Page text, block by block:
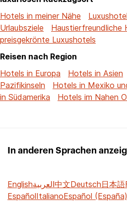
Hotels in meiner Nähe
Urlaubsziele
Haustierfreundliche
preisgekrönte Luxushotels
Reisen nach Region
Hotels in Europa
Hotels in Asien
Pazifikinseln
Hotels in Mexiko
in Südamerika
Hotels im Nahen
In anderen Sprachen
Englishالعربية中文Deutsch日本語
EspañolItalianoEspañol (España)